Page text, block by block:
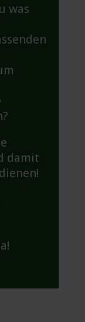
was
damit